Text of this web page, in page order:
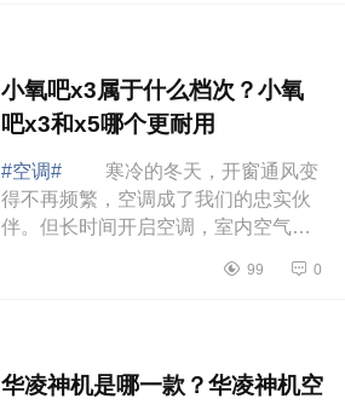
小氧吧x3属于什么档次？小氧
吧x3和x5哪个更耐用
#空调#
寒冷的冬天，开窗通风变
得不再频繁，空调成了我们的忠实伙
伴。但长时间开启空调，室内空气不
适。下面小编为大家介绍下小氧吧x3
99 0
华凌神机是哪一款？华凌神机空